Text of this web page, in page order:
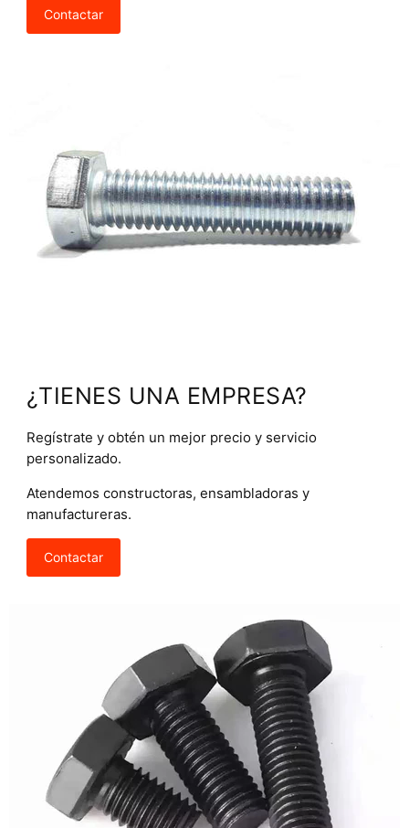
Contactar
¿TIENES UNA EMPRESA?
Regístrate y obtén un mejor precio y servicio
personalizado.
Atendemos constructoras, ensambladoras y
manufactureras.
Contactar